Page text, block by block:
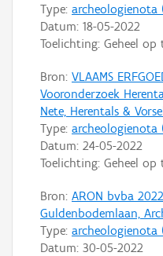
Type: archeologienota
Datum: 18-05-2022
Toelichting: Geheel op
Bron: VLAAMS
Vooronderzoek
Nete, Herentals &
Type: archeologienota
Datum: 24-05-2022
Toelichting: Geheel op
Bron: ARON bvba
Guldenbodemlaan,
Type: archeologienota
Datum: 30-05-2022